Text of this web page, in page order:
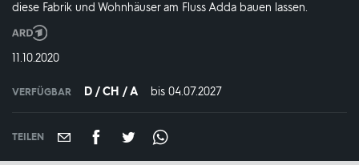
diese Fabrik und Wohnhäuser am Fluss Adda bauen lassen.
Produktionsland
und
jahr:
DATUM:
11.10.2020
VERFÜGBAR D / CH / A bis 04.07.2027
TEILEN